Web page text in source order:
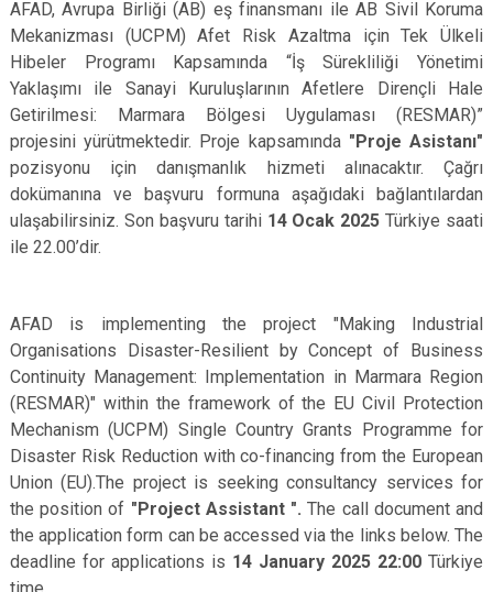
AFAD, Avrupa Birliği (AB) eş finansmanı ile AB Sivil Koruma
Mekanizması (UCPM) Afet Risk Azaltma için Tek Ülkeli
Hibeler Programı Kapsamında “İş Sürekliliği Yönetimi
Yaklaşımı ile Sanayi Kuruluşlarının Afetlere Dirençli Hale
Getirilmesi: Marmara Bölgesi Uygulaması (RESMAR)”
projesini yürütmektedir. Proje kapsamında "Proje Asistanı"
pozisyonu için danışmanlık hizmeti alınacaktır. Çağrı
dokümanına ve başvuru formuna aşağıdaki bağlantılardan
ulaşabilirsiniz. Son başvuru tarihi 14 Ocak 2025 Türkiye saati
ile 22.00’dir.
AFAD is implementing the project "Making Industrial
Organisations Disaster-Resilient by Concept of Business
Continuity Management: Implementation in Marmara Region
(RESMAR)" within the framework of the EU Civil Protection
Mechanism (UCPM) Single Country Grants Programme for
Disaster Risk Reduction with co-financing from the European
Union (EU).The project is seeking consultancy services for
the position of "Project Assistant ". The call document and
the application form can be accessed via the links below. The
deadline for applications is 14 January 2025 22:00 Türkiye